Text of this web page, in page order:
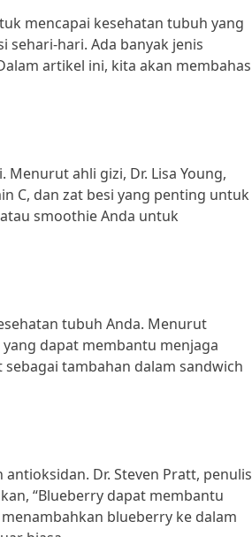
mencapai kesehatan tubuh yang
hari. Ada banyak jenis
artikel ini, kita akan membahas
ahli gizi, Dr. Lisa Young,
C, dan zat besi yang penting untuk
smoothie Anda untuk
tubuh Anda. Menurut
dapat membantu menjaga
tambahan dalam sandwich
Dr. Steven Pratt, penulis
“Blueberry dapat membantu
blueberry ke dalam